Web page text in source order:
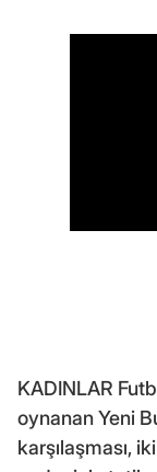
KADINLAR
oynanan Yeni
karşılaşması,